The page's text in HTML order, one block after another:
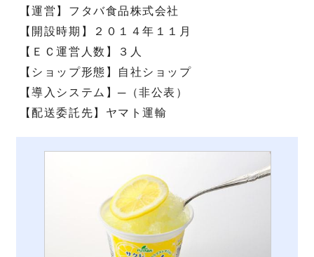
【運営】フタバ食品株式会社
【開設時期】２０１４年１１月
【ＥＣ運営人数】３人
【ショップ形態】自社ショップ
【導入システム】─（非公表）
【配送委託先】ヤマト運輸